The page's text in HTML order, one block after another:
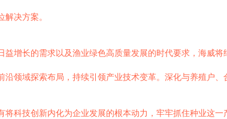
解决方案。
益增长的需求以及渔业绿色高质量发展的时代要求，海威
沿领域探索布局，持续引领产业技术变革。深化与养殖户
将科技创新内化为企业发展的根本动力，牢牢抓住种业这